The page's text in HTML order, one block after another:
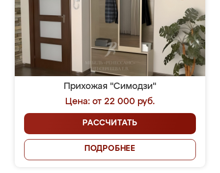
Прихожая "Симодзи"
Цена: от 22 000 руб.
РАССЧИТАТЬ
ПОДРОБНЕЕ